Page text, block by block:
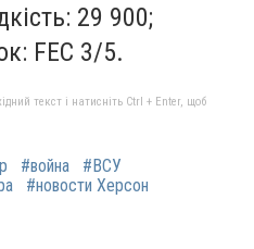
29 900;
FEC 3/5.
текст і натисніть Ctrl + Enter, щоб
#война
#ВСУ
#новости Херсон